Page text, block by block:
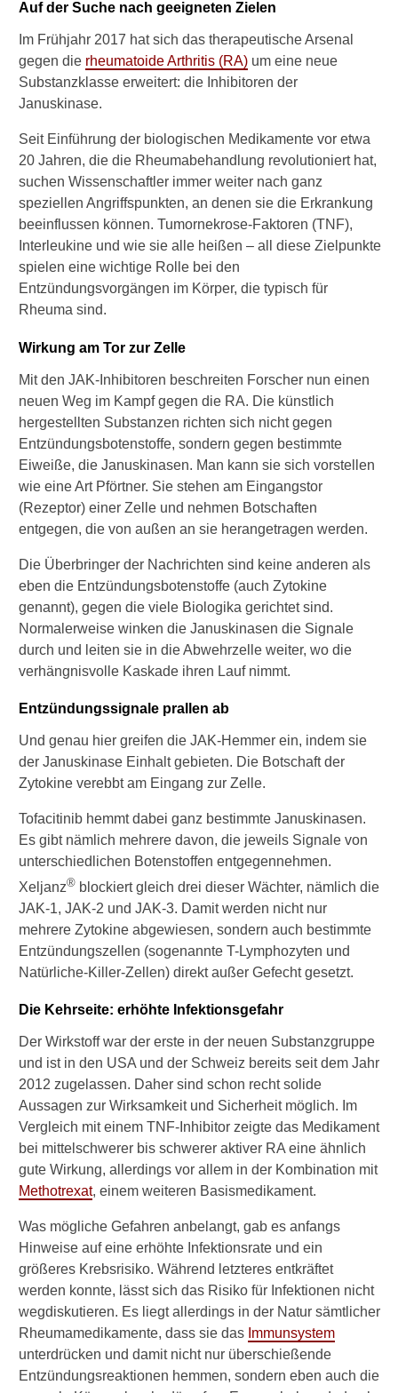
Auf der Suche nach geeigneten Zielen
Im Frühjahr 2017 hat sich das therapeutische Arsenal
gegen die rheumatoide Arthritis (RA) um eine neue
Substanzklasse erweitert: die Inhibitoren der
Januskinase.
Seit Einführung der biologischen Medikamente vor etwa
20 Jahren, die die Rheumabehandlung revolutioniert hat,
suchen Wissenschaftler immer weiter nach ganz
speziellen Angriffspunkten, an denen sie die Erkrankung
beeinflussen können. Tumornekrose-Faktoren (TNF),
Interleukine und wie sie alle heißen – all diese Zielpunkte
spielen eine wichtige Rolle bei den
Entzündungsvorgängen im Körper, die typisch für
Rheuma sind.
Wirkung am Tor zur Zelle
Mit den JAK-Inhibitoren beschreiten Forscher nun einen
neuen Weg im Kampf gegen die RA. Die künstlich
hergestellten Substanzen richten sich nicht gegen
Entzündungsbotenstoffe, sondern gegen bestimmte
Eiweiße, die Januskinasen. Man kann sie sich vorstellen
wie eine Art Pförtner. Sie stehen am Eingangstor
(Rezeptor) einer Zelle und nehmen Botschaften
entgegen, die von außen an sie herangetragen werden.
Die Überbringer der Nachrichten sind keine anderen als
eben die Entzündungsbotenstoffe (auch Zytokine
genannt), gegen die viele Biologika gerichtet sind.
Normalerweise winken die Januskinasen die Signale
durch und leiten sie in die Abwehrzelle weiter, wo die
verhängnisvolle Kaskade ihren Lauf nimmt.
Entzündungssignale prallen ab
Und genau hier greifen die JAK-Hemmer ein, indem sie
der Januskinase Einhalt gebieten. Die Botschaft der
Zytokine verebbt am Eingang zur Zelle.
Tofacitinib hemmt dabei ganz bestimmte Januskinasen.
Es gibt nämlich mehrere davon, die jeweils Signale von
unterschiedlichen Botenstoffen entgegennehmen.
Xeljanz® blockiert gleich drei dieser Wächter, nämlich die
JAK-1, JAK-2 und JAK-3. Damit werden nicht nur
mehrere Zytokine abgewiesen, sondern auch bestimmte
Entzündungszellen (sogenannte T-Lymphozyten und
Natürliche-Killer-Zellen) direkt außer Gefecht gesetzt.
Die Kehrseite: erhöhte Infektionsgefahr
Der Wirkstoff war der erste in der neuen Substanzgruppe
und ist in den USA und der Schweiz bereits seit dem Jahr
2012 zugelassen. Daher sind schon recht solide
Aussagen zur Wirksamkeit und Sicherheit möglich. Im
Vergleich mit einem TNF-Inhibitor zeigte das Medikament
bei mittelschwerer bis schwerer aktiver RA eine ähnlich
gute Wirkung, allerdings vor allem in der Kombination mit
Methotrexat, einem weiteren Basismedikament.
Was mögliche Gefahren anbelangt, gab es anfangs
Hinweise auf eine erhöhte Infektionsrate und ein
größeres Krebsrisiko. Während letzteres entkräftet
werden konnte, lässt sich das Risiko für Infektionen nicht
wegdiskutieren. Es liegt allerdings in der Natur sämtlicher
Rheumamedikamente, dass sie das Immunsystem
unterdrücken und damit nicht nur überschießende
Entzündungsreaktionen hemmen, sondern eben auch die
e
R
h
e
u
m
-
D
t
?
W
s
b
w
r
k
e
n
W
i
h
r
u
c
h
n
d
K
r
u
m
a
e
R
h
e
u
a
?
a
f
i
c
K
i
n
e
r
e
t
e
i
n
n
e
h
m
e
n